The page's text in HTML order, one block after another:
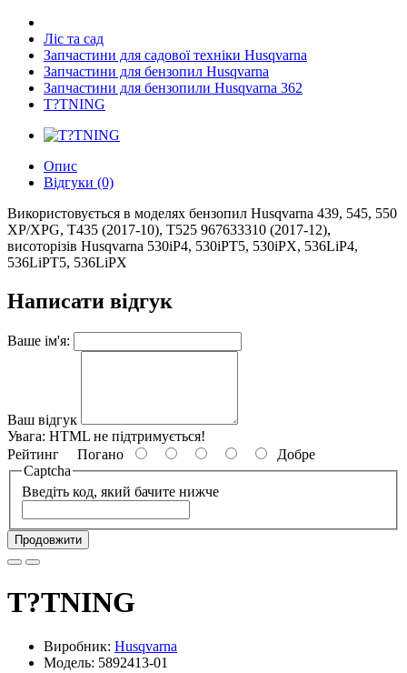
Ліс та сад
Запчастини для садової техніки Husqvarna
Запчастини для бензопил Husqvarna
Запчастини для бензопили Husqvarna 362
T?TNING
Опис
Відгуки (0)
Використовується в моделях бензопил Husqvarna 439, 545, 550
XP/XPG, T435 (2017-10), T525 967633310 (2017-12),
висоторізів Husqvarna 530iP4, 530iPT5, 530iPX, 536LiP4,
536LiPT5, 536LiPX
Написати відгук
Ваше ім'я:
Ваш відгук
Увага: HTML не підтримується!
Рейтинг Погано
Добре
Captcha
Введіть код, який бачите нижче
Продовжити
T?TNING
Виробник: Husqvarna
Модель: 5892413-01